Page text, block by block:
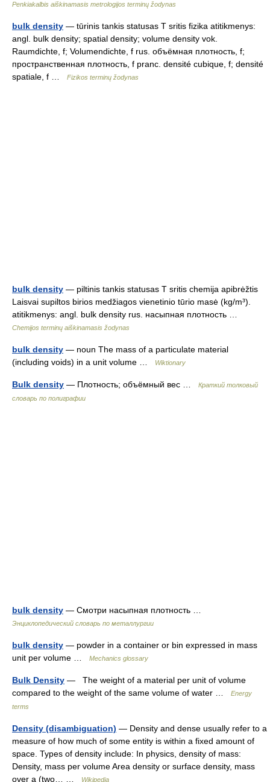
Penkiakalbis aiškinamasis metrologijos terminų žodynas
bulk density — tūrinis tankis statusas T sritis fizika atitikmenys:
angl. bulk density; spatial density; volume density vok.
Raumdichte, f; Volumendichte, f rus. объёмная плотность, f;
пространственная плотность, f pranc. densité cubique, f; densité
spatiale, f …
Fizikos terminų žodynas
bulk density — piltinis tankis statusas T sritis chemija apibrėžtis
Laisvai supiltos birios medžiagos vienetinio tūrio masė (kg/m³).
atitikmenys: angl. bulk density rus. насыпная плотность …
Chemijos terminų aiškinamasis žodynas
bulk density — noun The mass of a particulate material
(including voids) in a unit volume …
Wiktionary
Bulk density — Плотность; объёмный вес …
Краткий толковый
словарь по полиграфии
bulk density — Смотри насыпная плотность …
Энциклопедический словарь по металлургии
bulk density — powder in a container or bin expressed in mass
unit per volume …
Mechanics glossary
Bulk Density — The weight of a material per unit of volume
compared to the weight of the same volume of water …
Energy
terms
Density (disambiguation) — Density and dense usually refer to a
measure of how much of some entity is within a fixed amount of
space. Types of density include: In physics, density of mass:
Density, mass per volume Area density or surface density, mass
over a (two… …
Wikipedia